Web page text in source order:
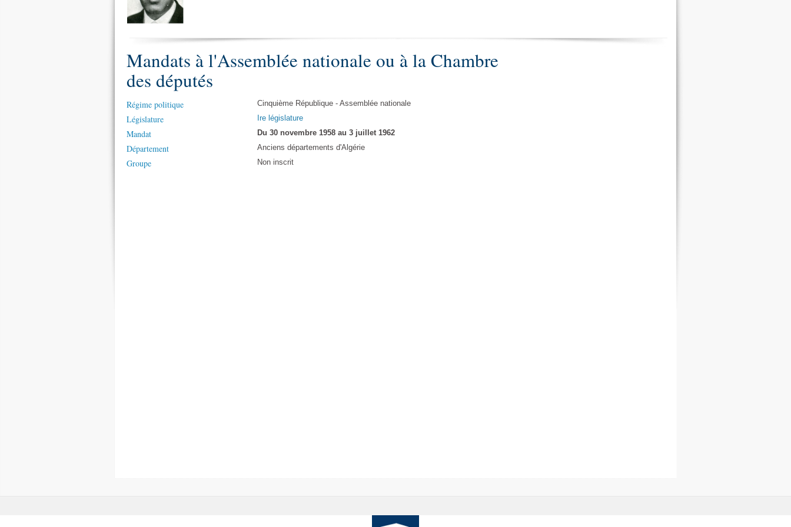
Mandats à l'Assemblée nationale ou à la Chambre
des députés
Régime politique Cinquième République - Assemblée nationale
Législature Ire législature
Mandat Du 30 novembre 1958 au 3 juillet 1962
Département Anciens départements d'Algérie
Groupe Non inscrit